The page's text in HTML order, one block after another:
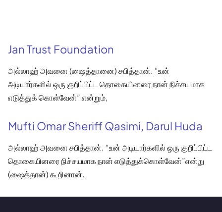
Jan Trust Foundation
அல்லாஹ் அவனை (ஷைத்தானை) சபித்தான். “உன்
அடியார்களில் ஒரு குறிப்பிட்ட தொகையினரை நான் நிச்சயமாக
எடுத்துக் கொள்வேன்” என்றும்,
Mufti Omar Sheriff Qasimi, Darul Huda
அல்லாஹ் அவனை சபித்தான். “உன் அடியார்களில் ஒரு குறிப்பிட்ட
தொகையினரை நிச்சயமாக நான் எடுத்துக்கொள்வேன்”என்று
(ஷைத்தான்) கூறினான்.